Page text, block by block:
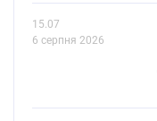
15.07
6 серпня 2026